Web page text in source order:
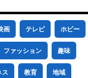
画 テレビ ホビー
ファッション 趣味
ス 教育 地域